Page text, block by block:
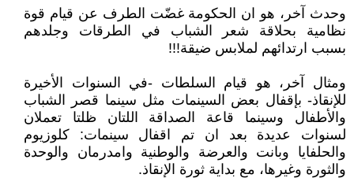
وحدث آخر، هو ان الحكومة غضّت الطرف عن قيام قوة
نظامية بحلاقة شعر الشباب في الطرقات وجلدهم
بسبب ارتدائهم لملابس ضيقة!!!
ومثال آخر، هو قيام السلطات -في السنوات الأخيرة
للإنقاذ- بإقفال بعض السينمات مثل سينما قصر الشباب
والأطفال وسينما قاعة الصداقة اللتان ظلتا تعملان
لسنوات عديدة بعد ان تم اقفال سينمات: كلوزيوم
والحلفايا وبانت والعرضة والوطنية وامدرمان والوحدة
والثورة وغيرها، مع بداية ثورة الإنقاذ.